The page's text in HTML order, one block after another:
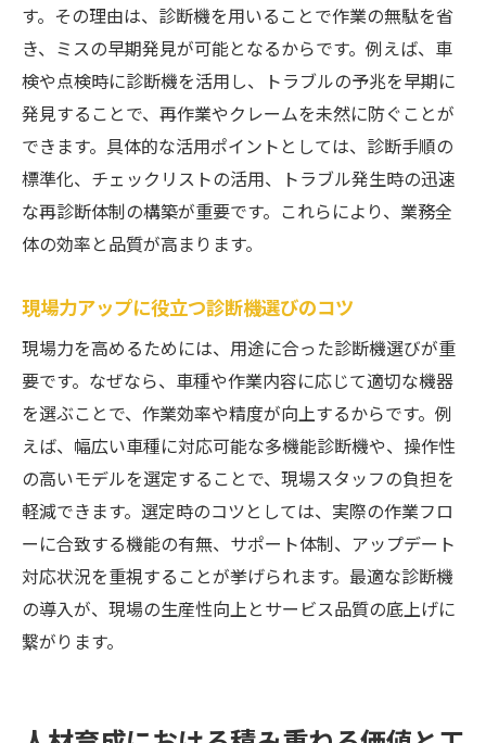
す。その理由は、診断機を用いることで作業の無駄を省
き、ミスの早期発見が可能となるからです。例えば、車
検や点検時に診断機を活用し、トラブルの予兆を早期に
発見することで、再作業やクレームを未然に防ぐことが
できます。具体的な活用ポイントとしては、診断手順の
標準化、チェックリストの活用、トラブル発生時の迅速
な再診断体制の構築が重要です。これらにより、業務全
体の効率と品質が高まります。
現場力アップに役立つ診断機選びのコツ
現場力を高めるためには、用途に合った診断機選びが重
要です。なぜなら、車種や作業内容に応じて適切な機器
を選ぶことで、作業効率や精度が向上するからです。例
えば、幅広い車種に対応可能な多機能診断機や、操作性
の高いモデルを選定することで、現場スタッフの負担を
軽減できます。選定時のコツとしては、実際の作業フロ
ーに合致する機能の有無、サポート体制、アップデート
対応状況を重視することが挙げられます。最適な診断機
の導入が、現場の生産性向上とサービス品質の底上げに
繋がります。